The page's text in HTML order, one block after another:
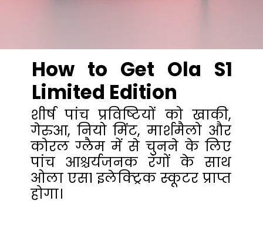
How to Get Ola S1
Limited Edition
शीर्ष पांच प्रविष्टियों को खाकी,
गेरुआ, नियो मिंट, मार्शमैलो और
कोरल ग्लैम में से चुनने के लिए
पांच आश्चर्यजनक रंगों के साथ
ओला एस1 इलेक्ट्रिक स्कूटर प्राप्त
होगा।